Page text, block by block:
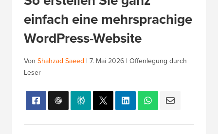
einfach eine mehrsprachige
WordPress-Website
Von Shahzad Saeed | 7. Mai 2026 | Offenlegung durch
Leser